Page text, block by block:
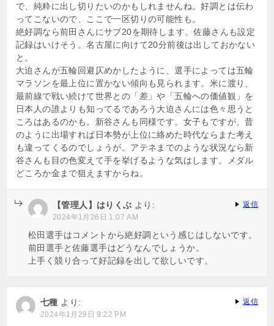
ンで、純粋に出し切りたいのかもしれませんね。好調とは伝わ
ってこないので、ここで一区切りの可能性も。
絶好調なら前田さんにサブ20を期待します。佐藤さんも設定
記録はいけそう。名古屋に向けて20分前後は出しておかない
と。
大迫さんが五輪回避仄めかしたように、選手によっては五輪
マラソンを最上位に置かない傾向も見られます。米に渡り、
最前線で戦い続けて世界との「差」や「五輪への価値観」を
日本人の誰よりも知ってるであろう大迫さんには色々思うと
ころはあるのかも。新谷さんも同様です。女子もですが、昔
のように出場すれば日本勢が上位に絡めた時代ならまた考え
も違ってくるのでしょうが。アテネまでのような状況なら新
谷さんも目の色変えて手を挙げるような気はします。メダル
どころか金まで狙えますからね。
【管理人】はりくぶ より:
2024年1月26日 1:07 AM
松田選手はコメントから絶好調という感じはしないです。
前田選手と佐藤選手はどうなんでしょうか。
上手く競り合って好記録を出して欲しいです。
返信
七種 より:
2024年1月29日 9:22 PM
返信